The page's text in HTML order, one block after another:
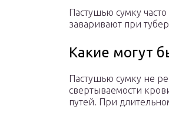
Пастушью сумку
заваривают при
Какие могут
Пастушью сумку не
свертываемости
путей. При